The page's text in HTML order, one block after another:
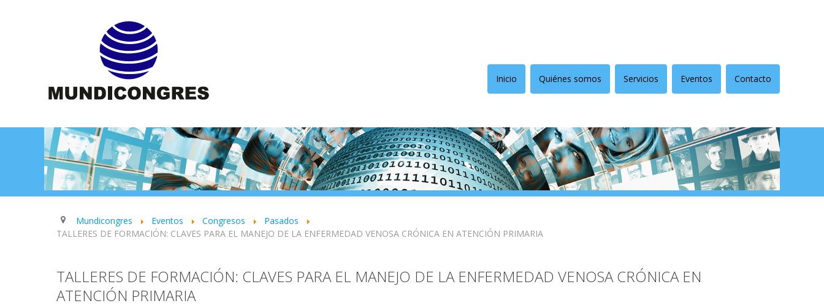
Inicio Quiénes somos Servicios Eventos Contacto
Mundicongres Eventos Congresos
Pasados
TALLERES DE FORMACIÓN: CLAVES PARA EL MANEJO DE LA ENFERMEDAD VENOSA CRÓNICA EN ATENCIÓN PRIMARIA
TALLERES DE FORMACIÓN: CLAVES PARA EL MANEJO DE LA ENFERMEDAD VENOSA CRÓNICA EN
ATENCIÓN PRIMARIA